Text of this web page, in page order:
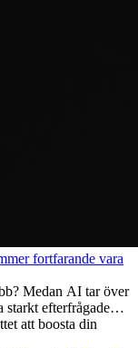
fortfarande vara
Medan AI tar över
starkt efterfrågade
yrken som anses
kommer att vara